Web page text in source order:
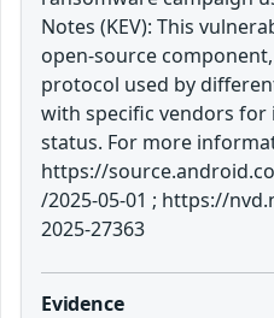
Notes (KEV): This
open-source
protocol used by
with specific vendors
status. For more
https://
/2025-05-01 ; https://
2025-27363
Evidence